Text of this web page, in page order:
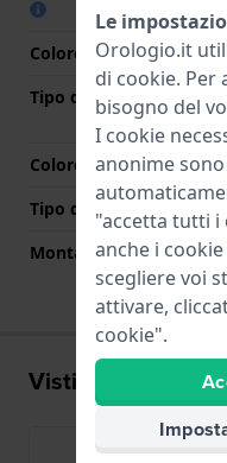
Colore cinturino
Tipo di chiusura
Colore Chiusura
Tipo di montatura
Montatura dritta
Visti di recente
Le
Orologio.it
di cookie. Per
bisogno del
I cookie
anonime
"accetta tutti i
anche i
scegliere voi
attivare,
cookie".